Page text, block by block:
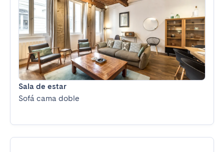
Sala de estar
Sofá cama doble